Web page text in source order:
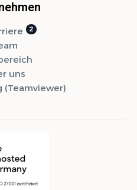
uns
(Teamviewer)